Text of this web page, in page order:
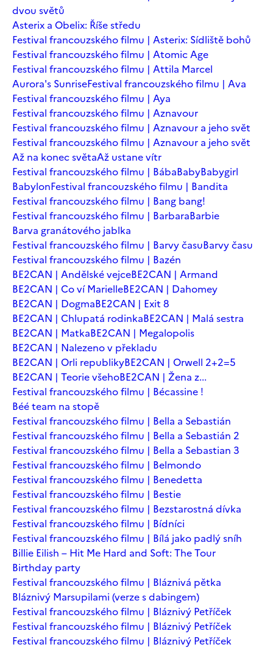
dvou světů
Asterix a Obelix: Říše středu
Festival francouzského filmu | Asterix: Sídliště bohů
Festival francouzského filmu | Atomic Age
Festival francouzského filmu | Attila Marcel
Aurora's SunriseFestival francouzského filmu | Ava
Festival francouzského filmu | Aya
Festival francouzského filmu | Aznavour
Festival francouzského filmu | Aznavour a jeho svět
Festival francouzského filmu | Aznavour a jeho svět
Až na konec světaAž ustane vítr
Festival francouzského filmu | BábaBabyBabygirl
BabylonFestival francouzského filmu | Bandita
Festival francouzského filmu | Bang bang!
Festival francouzského filmu | BarbaraBarbie
Barva granátového jablka
Festival francouzského filmu | Barvy časuBarvy času
Festival francouzského filmu | Bazén
BE2CAN | Andělské vejceBE2CAN | Armand
BE2CAN | Co ví MarielleBE2CAN | Dahomey
BE2CAN | DogmaBE2CAN | Exit 8
BE2CAN | Chlupatá rodinkaBE2CAN | Malá sestra
BE2CAN | MatkaBE2CAN | Megalopolis
BE2CAN | Nalezeno v překladu
BE2CAN | Orli republikyBE2CAN | Orwell 2+2=5
BE2CAN | Teorie všehoBE2CAN | Žena z...
Festival francouzského filmu | Bécassine !
Béé team na stopě
Festival francouzského filmu | Bella a Sebastián
Festival francouzského filmu | Bella a Sebastián 2
Festival francouzského filmu | Bella a Sebastian 3
Festival francouzského filmu | Belmondo
Festival francouzského filmu | Benedetta
Festival francouzského filmu | Bestie
Festival francouzského filmu | Bezstarostná dívka
Festival francouzského filmu | Bídníci
Festival francouzského filmu | Bílá jako padlý sníh
Billie Eilish – Hit Me Hard and Soft: The Tour
Birthday party
Festival francouzského filmu | Bláznivá pětka
Bláznivý Marsupilami (verze s dabingem)
Festival francouzského filmu | Bláznivý Petříček
Festival francouzského filmu | Bláznivý Petříček
Festival francouzského filmu | Bláznivý Petříček